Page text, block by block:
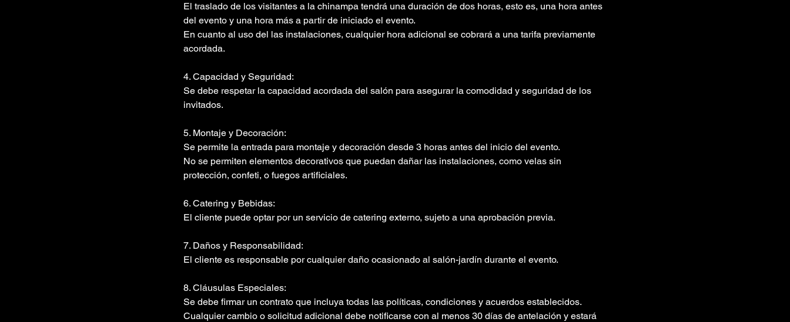
El traslado de los visitantes a la chinampa tendrá una duración de dos horas, esto es, una hora antes
del evento y una hora más a partir de iniciado el evento.
En cuanto al uso del las instalaciones, cualquier hora adicional se cobrará a una tarifa previamente
acordada.
4. Capacidad y Seguridad:
Se debe respetar la capacidad acordada del salón para asegurar la comodidad y seguridad de los
invitados.
5. Montaje y Decoración:
Se permite la entrada para montaje y decoración desde 3 horas antes del inicio del evento.
No se permiten elementos decorativos que puedan dañar las instalaciones, como velas sin
protección, confeti, o fuegos artificiales.
6. Catering y Bebidas:
El cliente puede optar por un servicio de catering externo, sujeto a una aprobación previa.
7. Daños y Responsabilidad:
El cliente es responsable por cualquier daño ocasionado al salón-jardín durante el evento.
8. Cláusulas Especiales:
Se debe firmar un contrato que incluya todas las políticas, condiciones y acuerdos establecidos.
Cualquier cambio o solicitud adicional debe notificarse con al menos 30 días de antelación y estará